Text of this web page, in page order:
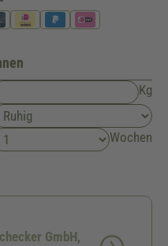
Kg
Wochen
GmbH,